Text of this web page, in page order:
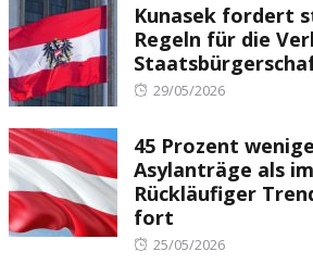
Kunasek fordert
Regeln für die
Posted
29/05/2026
45 Prozent
Asylanträge als
Rückläufiger
fort
Posted
25/05/2026